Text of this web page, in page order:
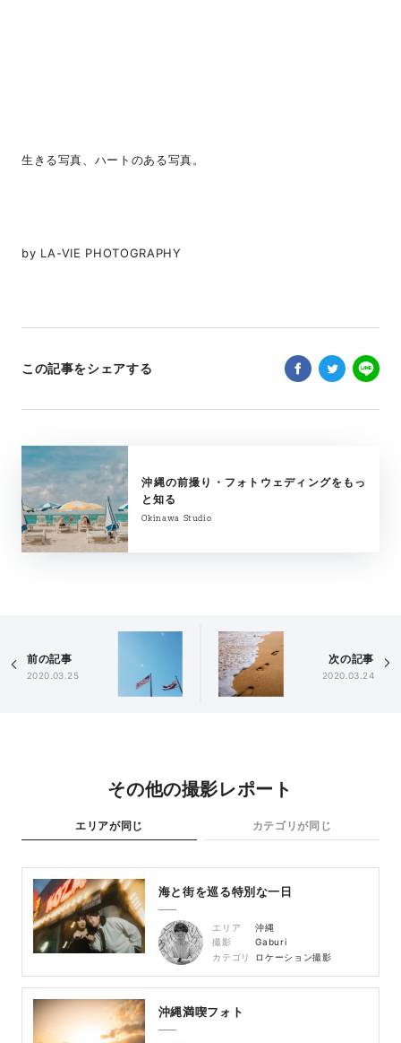
生きる写真、ハートのある写真。
by LA-VIE PHOTOGRAPHY
この記事をシェアする
沖縄の前撮り・フォトウェディングをもっ
と知る
Okinawa Studio
前の記事
2020.03.25
次の記事
2020.03.24
その他の撮影レポート
エリアが同じ カテゴリが同じ
海と街を巡る特別な一日
エリア
沖縄
撮影
Gaburi
カテゴリ
ロケーション撮影
沖縄満喫フォト